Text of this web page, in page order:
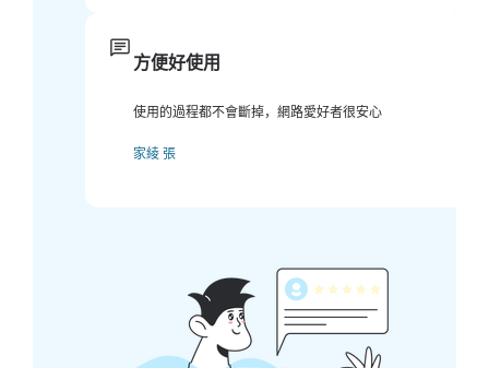
方便好使用
使用的過程都不會斷掉，網路愛好者很安心
家綾 張